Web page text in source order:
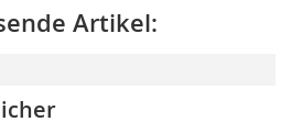
Artikel: